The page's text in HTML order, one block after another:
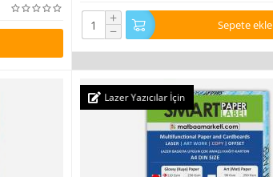
+
− Sepete ekle
Lazer Yazıcılar İçin